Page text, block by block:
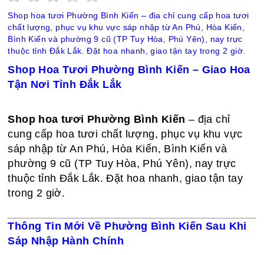
Shop hoa tươi Phường Bình Kiến – địa chỉ cung cấp hoa tươi
chất lượng, phục vụ khu vực sáp nhập từ An Phú, Hòa Kiến,
Bình Kiến và phường 9 cũ (TP Tuy Hòa, Phú Yên), nay trực
thuộc tỉnh Đắk Lắk. Đặt hoa nhanh, giao tận tay trong 2 giờ.
Shop Hoa Tươi Phường Bình Kiến – Giao Hoa
Tận Nơi Tỉnh Đắk Lắk
Shop hoa tươi Phường Bình Kiến – địa chỉ
cung cấp hoa tươi chất lượng, phục vụ khu vực
sáp nhập từ An Phú, Hòa Kiến, Bình Kiến và
phường 9 cũ (TP Tuy Hòa, Phú Yên), nay trực
thuộc tỉnh Đắk Lắk. Đặt hoa nhanh, giao tận tay
trong 2 giờ.
Thông Tin Mới Về Phường Bình Kiến Sau Khi
Sáp Nhập Hành Chính